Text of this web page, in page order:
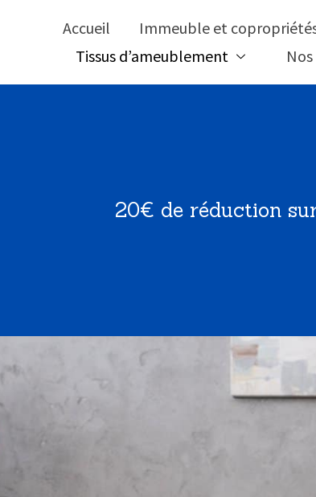
Accueil Immeuble et
Tissus d’ameublement
20€ de réduction